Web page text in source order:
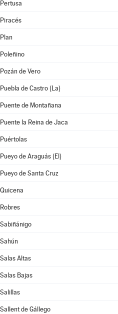
Pertusa
Piracés
Plan
Poleñino
Pozán de Vero
Puebla de Castro (La)
Puente de Montañana
Puente la Reina de Jaca
Puértolas
Pueyo de Araguás (El)
Pueyo de Santa Cruz
Quicena
Robres
Sabiñánigo
Sahún
Salas Altas
Salas Bajas
Salillas
Sallent de Gállego